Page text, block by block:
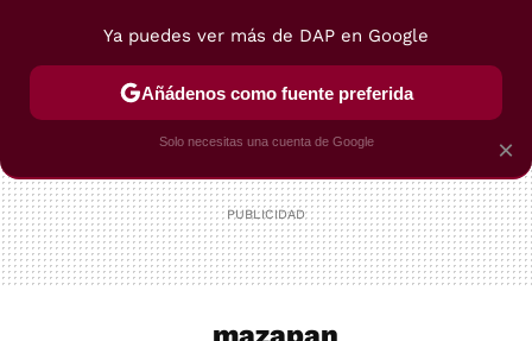
POSTRES VIAJES SELECCIÓN VEGUI
×
Ya puedes ver más de DAP en Google
Añádenos como fuente preferida
Solo necesitas una cuenta de Google